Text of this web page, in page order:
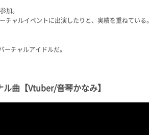
加。
ャルイベントに出演したりと、実績を重ねている。
チャルアイドルだ。
曲【Vtuber/音琴かなみ】